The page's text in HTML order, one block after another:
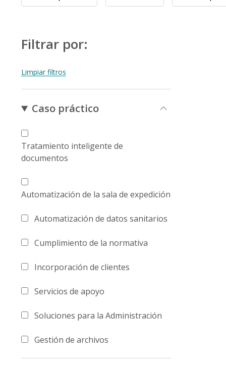
Filtrar por:
Caso práctico
Tratamiento inteligente de
documentos
Automatización de la sala de expedición
Automatización de datos sanitarios
Cumplimiento de la normativa
Incorporación de clientes
Servicios de apoyo
Soluciones para la Administración
Gestión de archivos